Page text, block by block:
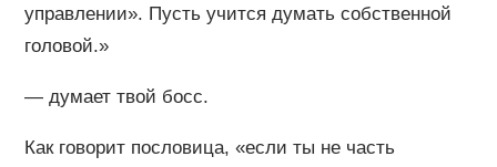
управлении». Пусть учится думать собственной
головой.»
— думает твой босс.
Как говорит пословица, «если ты не часть